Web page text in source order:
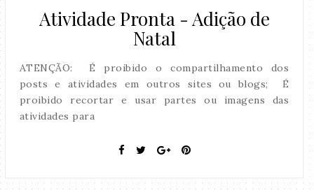
Atividade Pronta - Adição de
Natal
ATENÇÃO: É proibido o compartilhamento dos
posts e atividades em outros sites ou blogs; É
proibido recortar e usar partes ou imagens das
atividades para